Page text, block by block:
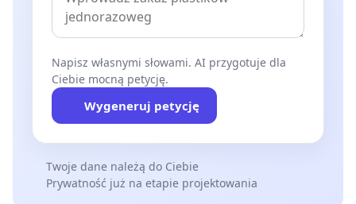
Napisz własnymi słowami. AI przygotuje dla
Ciebie mocną petycję.
Wygeneruj petycję
Twoje dane należą do Ciebie
Prywatność już na etapie projektowania